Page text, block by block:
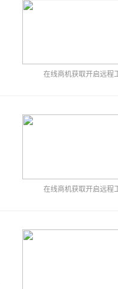
在线商机获取开启远程
在线商机获取开启远程